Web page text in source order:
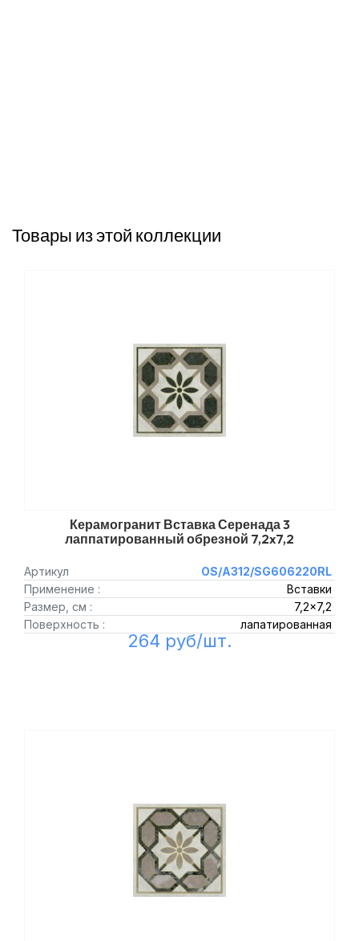
Товары из этой коллекции
Керамогранит Вставка Серенада 3
лаппатированный обрезной 7,2x7,2
Артикул
OS/A312/SG606220RL
Применение :
Вставки
Размер, см :
7,2x7,2
Поверхность :
лапатированная
264 руб/шт.